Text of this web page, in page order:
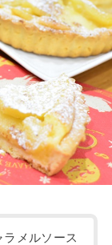
メルソース